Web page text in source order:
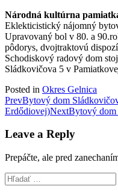
Národná kultúrna
Eklekticistický nájomný
Upravovaný bol v 80. a
pôdorys, dvojtraktovú
Schodiskový radový dom
Sládkovičova 5 v
Posted in Okres Gelnica
Post
navigation
PrevBytový dom
Erdődiovej)NextBytový dom
Leave a Reply
Prepáčte, ale pred
Hľadať: